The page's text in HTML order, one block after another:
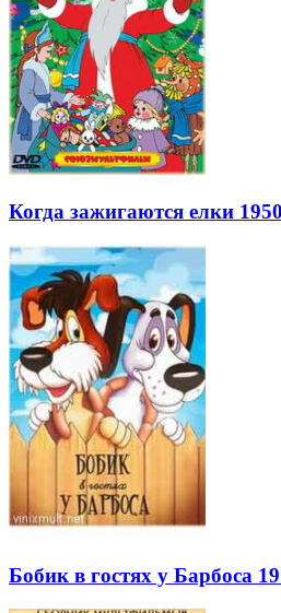
Когда зажигаются елки 1950
Бобик в гостях у Барбоса